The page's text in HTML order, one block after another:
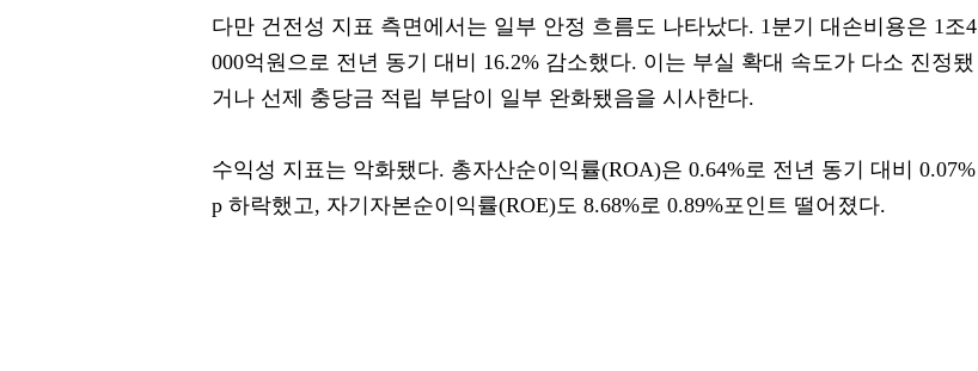
다만 건전성 지표 측면에서는 일부 안정 흐름도 나타났다. 1분기 대손비용은 1조4
000억원으로 전년 동기 대비 16.2% 감소했다. 이는 부실 확대 속도가 다소 진정됐
거나 선제 충당금 적립 부담이 일부 완화됐음을 시사한다.
수익성 지표는 악화됐다. 총자산순이익률(ROA)은 0.64%로 전년 동기 대비 0.07%
p 하락했고, 자기자본순이익률(ROE)도 8.68%로 0.89%포인트 떨어졌다.